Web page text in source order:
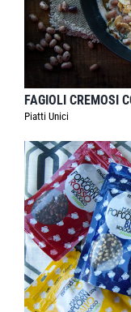
FAGIOLI CREMOSI
Piatti Unici